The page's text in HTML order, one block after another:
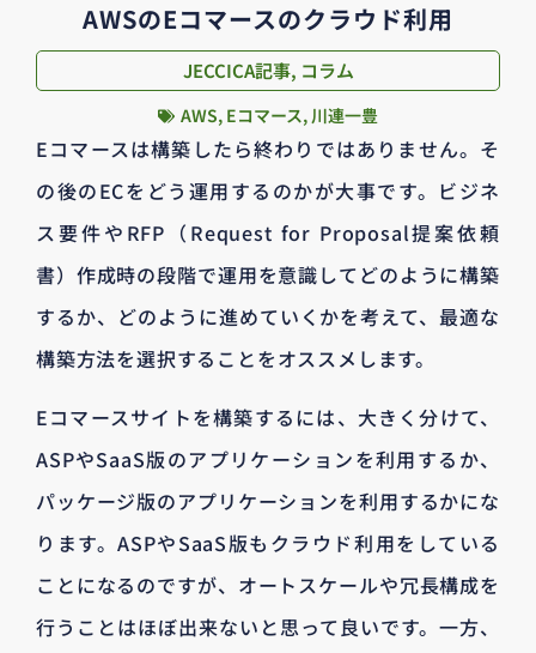
AWSのEコマースのクラウド利用
JECCICA記事, コラム
AWS, Eコマース,川連一豊
Eコマースは構築したら終わりではありません。そ
の後のECをどう運用するのかが大事です。ビジネ
ス要件やRFP（Request for Proposal提案依頼
書）作成時の段階で運用を意識してどのように構築
するか、どのように進めていくかを考えて、最適な
構築方法を選択することをオススメします。
Eコマースサイトを構築するには、大きく分けて、
ASPやSaaS版のアプリケーションを利用するか、
パッケージ版のアプリケーションを利用するかにな
ります。ASPやSaaS版もクラウド利用をしている
ことになるのですが、オートスケールや冗長構成を
行うことはほぼ出来ないと思って良いです。一方、